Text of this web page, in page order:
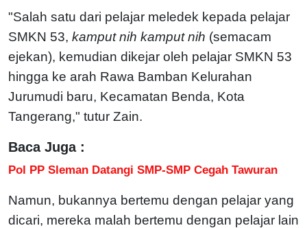
"Salah satu dari pelajar meledek kepada pelajar
SMKN 53, kamput nih kamput nih (semacam
ejekan), kemudian dikejar oleh pelajar SMKN 53
hingga ke arah Rawa Bamban Kelurahan
Jurumudi baru, Kecamatan Benda, Kota
Tangerang," tutur Zain.
Baca Juga :
Pol PP Sleman Datangi SMP-SMP Cegah Tawuran
Namun, bukannya bertemu dengan pelajar yang
dicari, mereka malah bertemu dengan pelajar lain